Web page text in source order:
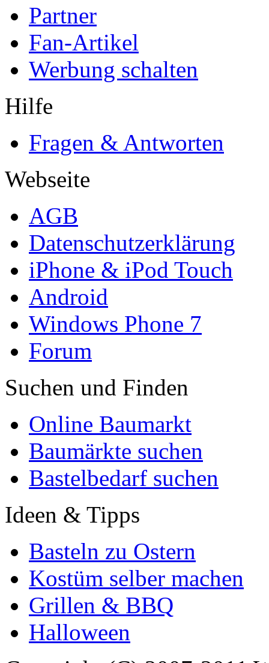
Partner
Fan-Artikel
Werbung schalten
Hilfe
Fragen & Antworten
Webseite
AGB
Datenschutzerklärung
iPhone & iPod Touch
Android
Windows Phone 7
Forum
Suchen und Finden
Online Baumarkt
Baumärkte suchen
Bastelbedarf suchen
Ideen & Tipps
Basteln zu Ostern
Kostüm selber machen
Grillen & BBQ
Halloween